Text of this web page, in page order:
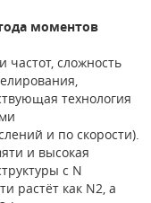
моментов
частот, сложность
технология
и по скорости).
и высокая
с N
растёт как N2, а